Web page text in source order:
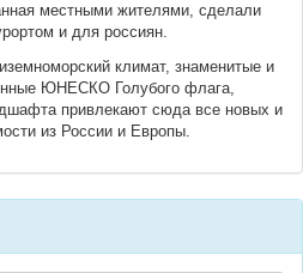
местными жителями, сделали
и для россиян.
климат, знаменитые и
ЮНЕСКО Голубого флага,
привлекают сюда все новых и
из России и Европы.